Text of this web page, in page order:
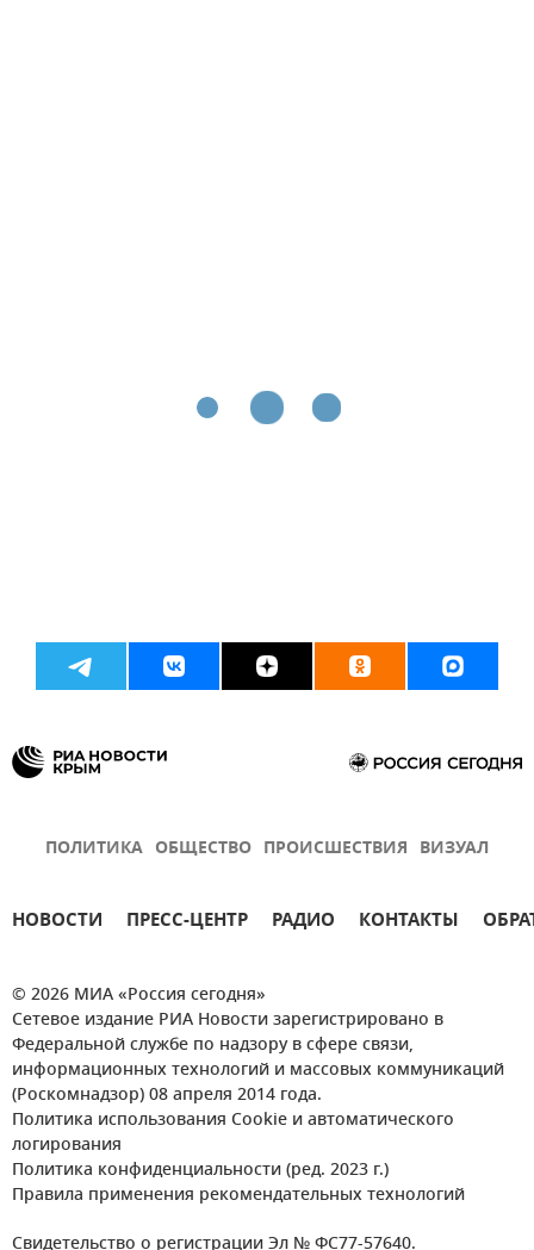
ПОЛИТИКА ОБЩЕСТВО ПРОИСШЕСТВИЯ ВИЗУАЛ
НОВОСТИ ПРЕСС-ЦЕНТР РАДИО КОНТАКТЫ
© 2026 МИА «Россия сегодня»
Сетевое издание РИА Новости зарегистрировано в
Федеральной службе по надзору в сфере связи,
информационных технологий и массовых коммуникаций
(Роскомнадзор) 08 апреля 2014 года.
Политика использования Cookie и автоматического
логирования
Политика конфиденциальности (ред. 2023 г.)
Правила применения рекомендательных технологий